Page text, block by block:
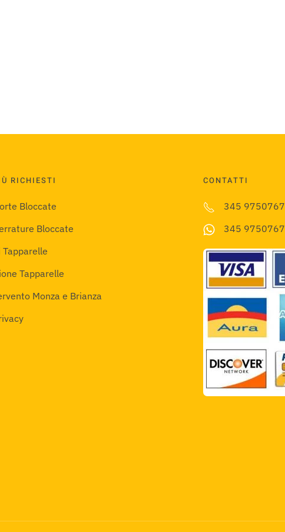
RICHIESTI
Bloccate
Bloccate
Tapparelle
Tapparelle
Monza e Brianza
CONTATTI
345 9750767
345 9750767